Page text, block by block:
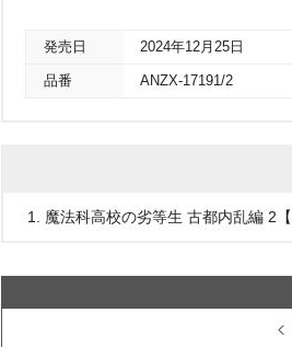
発売日 2024年12月25日
品番 ANZX-17191/2
1. 魔法科高校の劣等生 古都内乱編 2